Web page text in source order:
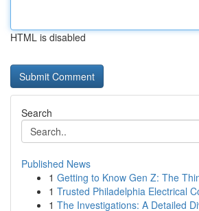
HTML is disabled
Search
Published News
1 Getting to Know Gen Z: The
1 Trusted Philadelphia Electrical
1 The Investigations: A Detailed